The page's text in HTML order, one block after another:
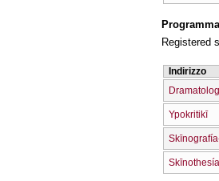
Registered
Indirizzo
Ypokritikī
Skīnothesía